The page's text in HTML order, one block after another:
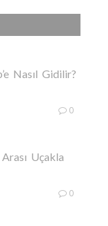
Nasıl Gidilir?
0
Uçakla
0